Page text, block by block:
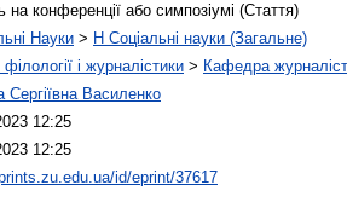
на конференції або симпозіумі (Стаття)
Науки > H Соціальні науки (Загальне)
філології і журналістики > Кафедра
Сергіївна Василенко
12:25
12:25
id/eprint/37617